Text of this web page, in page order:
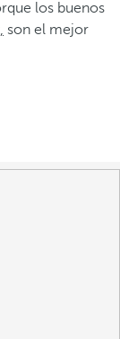
los buenos
son el mejor